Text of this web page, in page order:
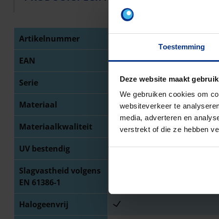
Toestemming
Deze website maakt
We gebruiken cookies om
websiteverkeer te
media, adverteren en
verstrekt of die ze hebben
Artikelnummer
EAN 8712603128938
Serie Halovolt
Materiaal Kunststof
Materiaalkwaliteit Polypropyleen (PP)
UV bestendig
Slagvastheid volgens
EN 61386-1
Halogeenvrij